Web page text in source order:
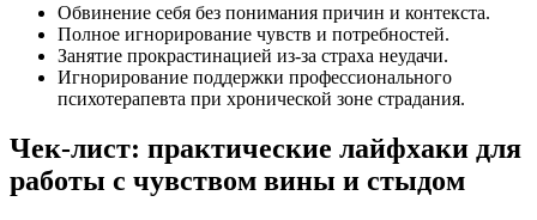
Обвинение себя без понимания причин и контекста.
Полное игнорирование чувств и потребностей.
Занятие прокрастинацией из-за страха неудачи.
Игнорирование поддержки профессионального
психотерапевта при хронической зоне страдания.
Чек-лист: практические лайфхаки для
работы с чувством вины и стыдом